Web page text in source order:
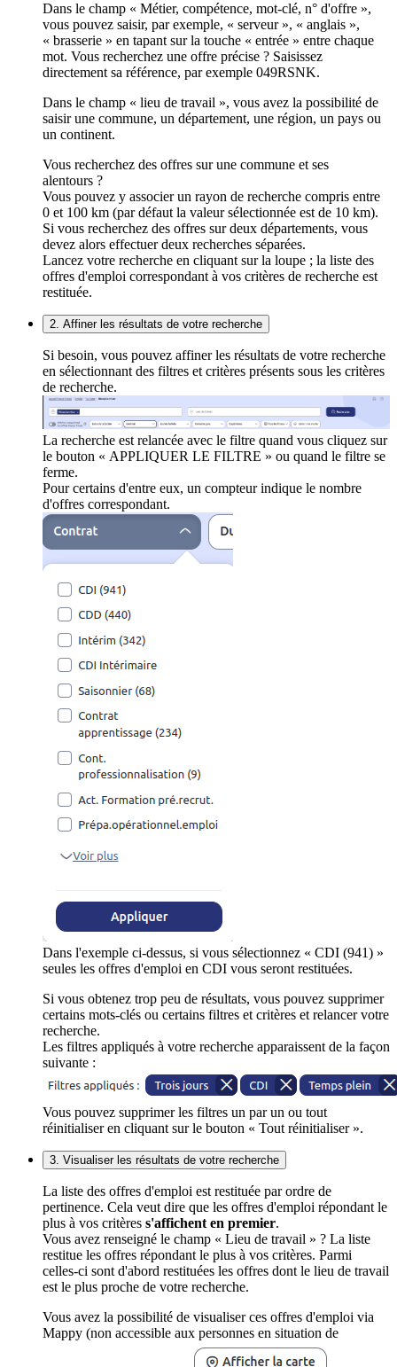
Dans le champ « Métier, compétence, mot-clé, n° d'offre »,
vous pouvez saisir, par exemple, « serveur », « anglais »,
« brasserie » en tapant sur la touche « entrée » entre chaque
mot. Vous recherchez une offre précise ? Saisissez
directement sa référence, par exemple 049RSNK.
Dans le champ « lieu de travail », vous avez la possibilité de
saisir une commune, un département, une région, un pays ou
un continent.
Vous recherchez des offres sur une commune et ses
alentours ?
Vous pouvez y associer un rayon de recherche compris entre
0 et 100 km (par défaut la valeur sélectionnée est de 10 km).
Si vous recherchez des offres sur deux départements, vous
devez alors effectuer deux recherches séparées.
Lancez votre recherche en cliquant sur la loupe ; la liste des
offres d'emploi correspondant à vos critères de recherche est
restituée.
2. Affiner les résultats de votre recherche
Si besoin, vous pouvez affiner les résultats de votre recherche
en sélectionnant des filtres et critères présents sous les critères
de recherche.
La recherche est relancée avec le filtre quand vous cliquez sur
le bouton « APPLIQUER LE FILTRE » ou quand le filtre se
ferme.
Pour certains d'entre eux, un compteur indique le nombre
d'offres correspondant.
Dans l'exemple ci-dessus, si vous sélectionnez « CDI (941) »
seules les offres d'emploi en CDI vous seront restituées.
Si vous obtenez trop peu de résultats, vous pouvez supprimer
certains mots-clés ou certains filtres et critères et relancer votre
recherche.
Les filtres appliqués à votre recherche apparaissent de la façon
suivante :
Vous pouvez supprimer les filtres un par un ou tout
réinitialiser en cliquant sur le bouton « Tout réinitialiser ».
3. Visualiser les résultats de votre recherche
La liste des offres d'emploi est restituée par ordre de
pertinence. Cela veut dire que les offres d'emploi répondant le
plus à vos critères s'affichent en premier.
Vous avez renseigné le champ « Lieu de travail » ? La liste
restitue les offres répondant le plus à vos critères. Parmi
celles-ci sont d'abord restituées les offres dont le lieu de travail
est le plus proche de votre recherche.
Vous avez la possibilité de visualiser ces offres d'emploi via
Mappy (non accessible aux personnes en situation de